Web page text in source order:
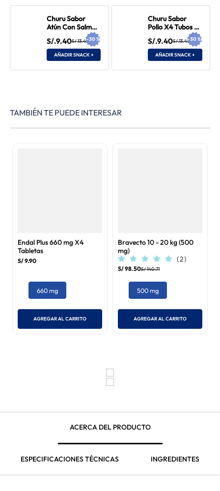
Churu Sabor
Atún Con Salmón
X4 Tubos 56 gr
S/.13.43
S/.9.40 -30%
AÑADIR SNACK +
Churu Sabor
Pollo X4 Tubos 56
S/.13.43
S/.9.40 -30%
AÑADIR SNACK +
TAMBIÉN TE PUEDE INTERESAR
Endal Plus 660 mg X4
Tabletas
S/9.90
660 mg
AGREGAR AL CARRITO
Bravecto 10 - 20 kg (500
mg)
(2)
S/98.50S/140.71
500 mg
AGREGAR AL CARRITO
ACERCA DEL PRODUCTO
ESPECIFICACIONES TÉCNICAS INGREDIENTES